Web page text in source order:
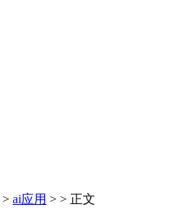
> ai应用 > > 正文